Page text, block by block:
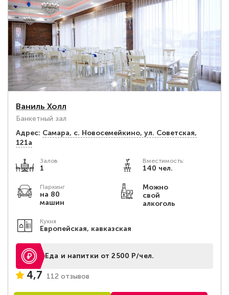
Ваниль Холл
Банкетный зал
Адрес: Самара, с. Новосемейкино, ул. Советская,
121а
Залов
1
Вместимость:
140 чел.
Паркинг
на 80
машин
Можно
свой
алкоголь
Кухня
Европейская, кавказская
Еда и напитки от 2500 Р/чел.
4,7 112 отзывов